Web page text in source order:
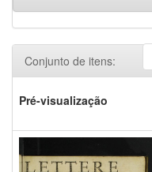
Conjunto de itens:
Pré-visualização